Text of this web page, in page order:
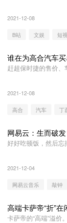
2021-12-08
B站 文娱 短
谁在为高合汽车
赶超保时捷的售价
2021-12-08
高合 汽车 丁
网易云：生而破
好好吃顿饭，然后忘
2021-12-04
网易云音乐 敲钟
高端卡萨帝“折”在
卡萨帝的“高端”溢价。